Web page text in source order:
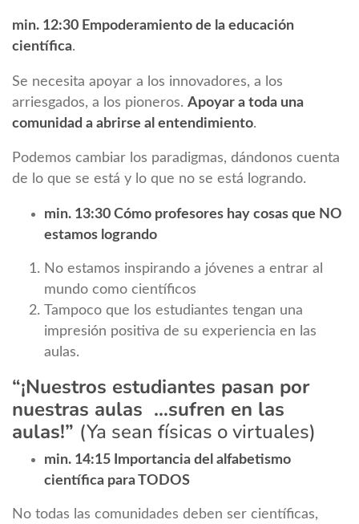
min. 12:30 Empoderamiento de la educación
científica.
Se necesita apoyar a los innovadores, a los
arriesgados, a los pioneros. Apoyar a toda una
comunidad a abrirse al entendimiento.
Podemos cambiar los paradigmas, dándonos cuenta
de lo que se está y lo que no se está logrando.
min. 13:30 Cómo profesores hay cosas que NO
estamos logrando
No estamos inspirando a jóvenes a entrar al
mundo como científicos
Tampoco que los estudiantes tengan una
impresión positiva de su experiencia en las
aulas.
“¡Nuestros estudiantes pasan por
nuestras aulas …sufren en las
aulas!” (Ya sean físicas o virtuales)
min. 14:15 Importancia del alfabetismo
científica para TODOS
No todas las comunidades deben ser científicas,